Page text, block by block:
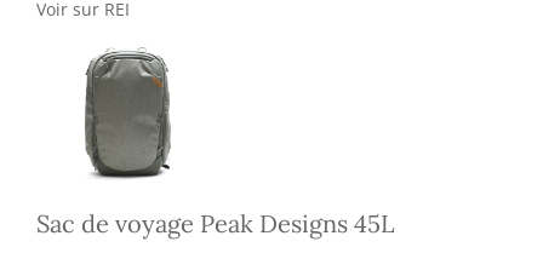
Voir sur REI
Sac de voyage Peak Designs 45L